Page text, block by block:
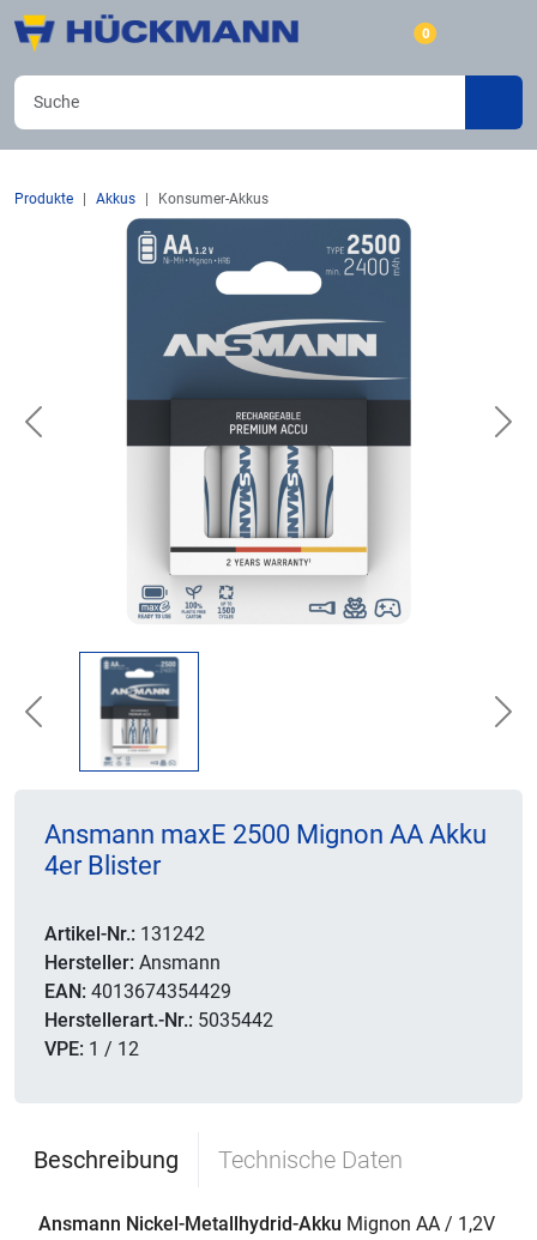
0
Produkte Akkus Konsumer-Akkus
Previous
Previous
Ansmann maxE 2500 Mignon AA Akku
4er Blister
Artikel-Nr.: 131242
Hersteller: Ansmann
EAN: 4013674354429
Herstellerart.-Nr.: 5035442
VPE: 1 / 12
Beschreibung Technische Daten
Ansmann Nickel-Metallhydrid-Akku Mignon AA / 1,2V